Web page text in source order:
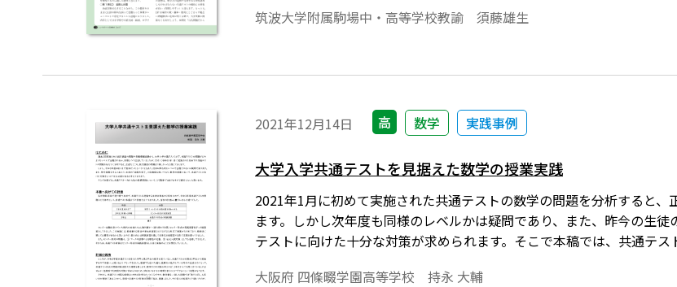
筑波大学附属駒場中・高等学校教諭 須藤雄生
2021年12月14日 高 数学 実践事例
大学入学共通テストを見据えた数学の授業実践
2021年1月に初めて実施された共通テストの数学の問題を分析すると
ます。しかし次年度も同様のレベルかは疑問であり、また、昨今の生
テストに向けた十分な対策が求められます。そこで本稿では、共通テ
大阪府 四條畷学園高等学校 持永 大輔